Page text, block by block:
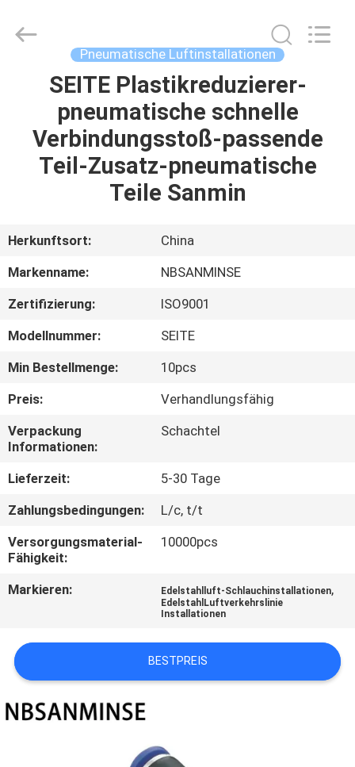
HAUS
PRODUKTE
FABRIK-
QUALITÄTSKONTROLLE
TRETEN
SIE
MIT
UNS
IN
VERBINDUNG
SIE EIN
ZITAT
Export
Co.,Ltd..
Pneumatische Luftinstallationen
SEITE Plastikreduzierer-
pneumatische schnelle
Verbindungsstoß-passende
Teil-Zusatz-pneumatische
Teile Sanmin
Herkunftsort:
China
Markenname:
NBSANMINSE
Zertifizierung:
ISO9001
Modellnummer:
SEITE
Min Bestellmenge:
10pcs
Preis:
Verhandlungsfähig
Verpackung
Informationen:
Schachtel
Lieferzeit:
5-30 Tage
Zahlungsbedingungen:
L/c, t/t
Versorgungsmaterial-
Fähigkeit:
10000pcs
Markieren: Edelstahlluft-Schlauchinstallationen,
EdelstahlLuftverkehrslinie
Installationen
BESTPREIS